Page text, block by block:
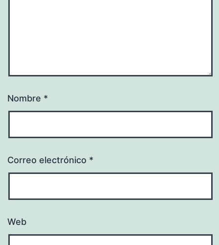
Nombre *
Correo electrónico *
Web